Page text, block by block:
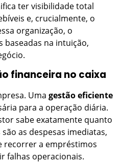
ter visibilidade total
e, crucialmente, o
organização, o
baseadas na intuição,
financeira no caixa
Uma gestão eficiente
para a operação diária.
sabe exatamente quanto
as despesas imediatas,
recorrer a empréstimos
falhas operacionais.